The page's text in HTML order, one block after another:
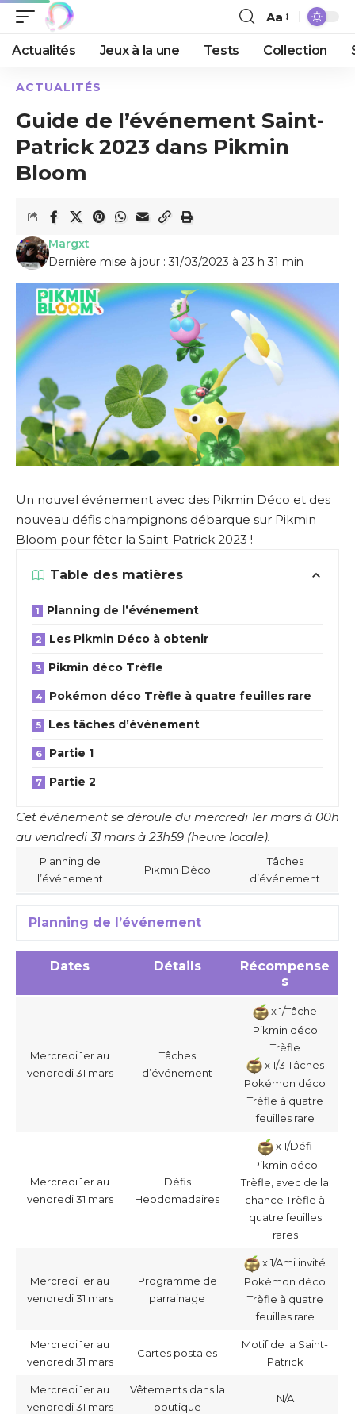
Aa
Actualités Jeux à la une Tests Collection
ACTUALITÉS
Guide de l’événement Saint-
Patrick 2023 dans Pikmin
Bloom
Dernière mise à jour : 31/03/2023 à 23 h 31 min
Margxt
Un nouvel événement avec des Pikmin Déco et des
nouveau défis champignons débarque sur Pikmin
Bloom pour fêter la Saint-Patrick 2023 !
Table des matières
Planning de l’événement
Les Pikmin Déco à obtenir
Pikmin déco Trèfle
Pokémon déco Trèfle à quatre feuilles rare
Les tâches d’événement
Partie 1
Partie 2
Cet événement se déroule du mercredi 1er mars à 00h
au vendredi 31 mars à 23h59 (heure locale).
Planning de
l’événement
Pikmin Déco
Tâches
d’événement
Planning de l’événement
Dates Détails
Récompense
s
Mercredi 1er au
vendredi 31 mars
Tâches
d’événement
x 1/Tâche
Pikmin déco
Trèfle
x 1/3 Tâches
Pokémon déco
Trèfle à quatre
feuilles rare
Mercredi 1er au
vendredi 31 mars
Défis
Hebdomadaires
x 1/Défi
Pikmin déco
Trèfle, avec de la
chance Trèfle à
quatre feuilles
rares
Mercredi 1er au
vendredi 31 mars
Programme de
parrainage
x 1/Ami invité
Pokémon déco
Trèfle à quatre
feuilles rare
Mercredi 1er au
vendredi 31 mars
Cartes postales
Motif de la Saint-
Patrick
Mercredi 1er au
vendredi 31 mars
Vêtements dans la
boutique
N/A